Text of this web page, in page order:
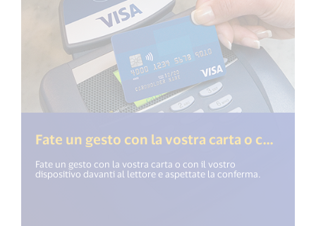
Fate un gesto con la vostra carta o con il vostro dispositivo
Fate un gesto con la vostra carta o con il vostro
dispositivo davanti al lettore e aspettate la conferma.